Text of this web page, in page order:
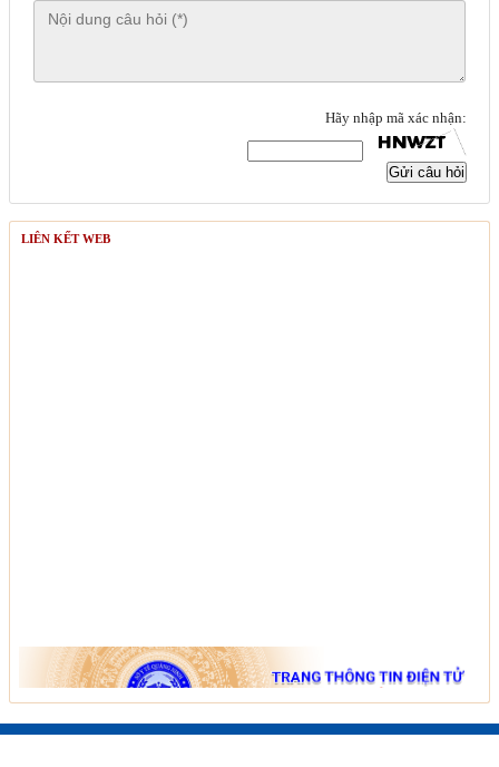
Hãy nhập mã xác nhận:
Gửi câu hỏi
LIÊN KẾT WEB